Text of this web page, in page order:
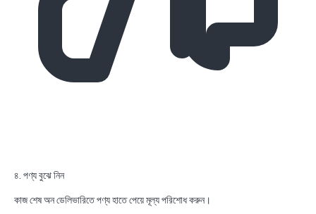
৪. পণ্য বুঝে নিন
কাজ শেষ অন ডেলিভারিতে পণ্য হাতে পেয়ে মূল্য পরিশোধ করুন।